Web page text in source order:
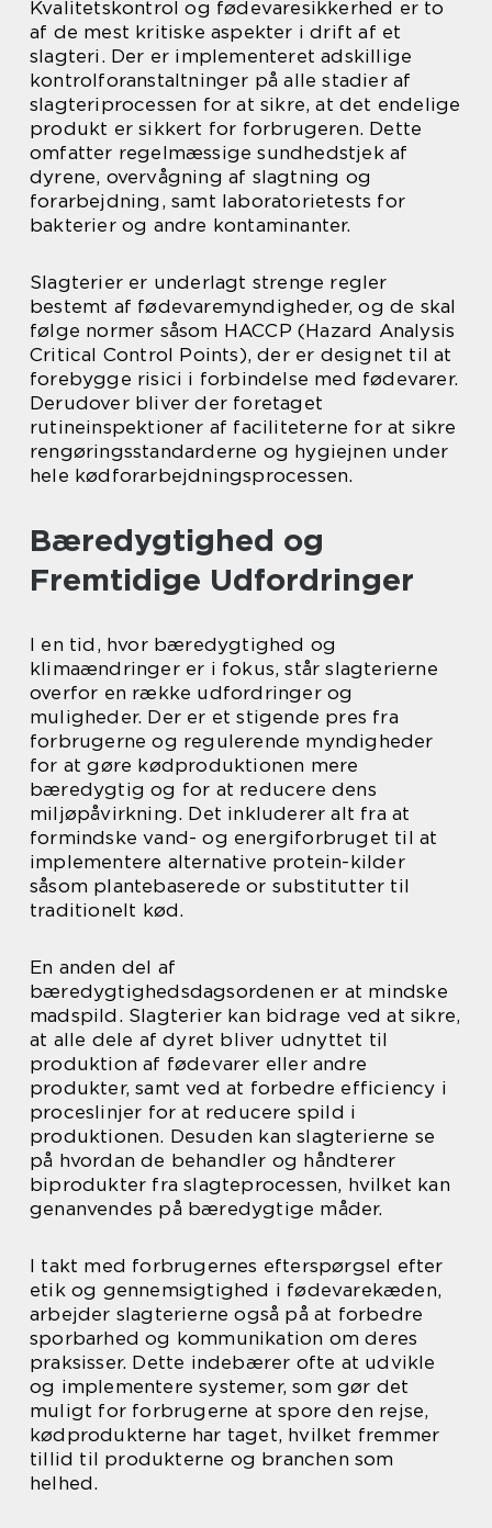
Kvalitetskontrol og fødevaresikkerhed er to
af de mest kritiske aspekter i drift af et
slagteri. Der er implementeret adskillige
kontrolforanstaltninger på alle stadier af
slagteriprocessen for at sikre, at det endelige
produkt er sikkert for forbrugeren. Dette
omfatter regelmæssige sundhedstjek af
dyrene, overvågning af slagtning og
forarbejdning, samt laboratorietests for
bakterier og andre kontaminanter.
Slagterier er underlagt strenge regler
bestemt af fødevaremyndigheder, og de skal
følge normer såsom HACCP (Hazard Analysis
Critical Control Points), der er designet til at
forebygge risici i forbindelse med fødevarer.
Derudover bliver der foretaget
rutineinspektioner af faciliteterne for at sikre
rengøringsstandarderne og hygiejnen under
hele kødforarbejdningsprocessen.
Bæredygtighed og
Fremtidige Udfordringer
I en tid, hvor bæredygtighed og
klimaændringer er i fokus, står slagterierne
overfor en række udfordringer og
muligheder. Der er et stigende pres fra
forbrugerne og regulerende myndigheder
for at gøre kødproduktionen mere
bæredygtig og for at reducere dens
miljøpåvirkning. Det inkluderer alt fra at
formindske vand- og energiforbruget til at
implementere alternative protein-kilder
såsom plantebaserede or substitutter til
traditionelt kød.
En anden del af
bæredygtighedsdagsordenen er at mindske
madspild. Slagterier kan bidrage ved at sikre,
at alle dele af dyret bliver udnyttet til
produktion af fødevarer eller andre
produkter, samt ved at forbedre efficiency i
proceslinjer for at reducere spild i
produktionen. Desuden kan slagterierne se
på hvordan de behandler og håndterer
biprodukter fra slagteprocessen, hvilket kan
genanvendes på bæredygtige måder.
I takt med forbrugernes efterspørgsel efter
etik og gennemsigtighed i fødevarekæden,
arbejder slagterierne også på at forbedre
sporbarhed og kommunikation om deres
praksisser. Dette indebærer ofte at udvikle
og implementere systemer, som gør det
muligt for forbrugerne at spore den rejse,
kødprodukterne har taget, hvilket fremmer
tillid til produkterne og branchen som
helhed.